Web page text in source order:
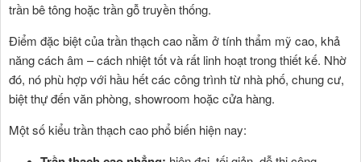
trần bê tông hoặc trần gỗ truyền thống.
Điểm đặc biệt của trần thạch cao nằm ở tính thẩm mỹ cao, khả
năng cách âm – cách nhiệt tốt và rất linh hoạt trong thiết kế. Nhờ
đó, nó phù hợp với hầu hết các công trình từ nhà phố, chung cư,
biệt thự đến văn phòng, showroom hoặc cửa hàng.
Một số kiểu trần thạch cao phổ biến hiện nay: